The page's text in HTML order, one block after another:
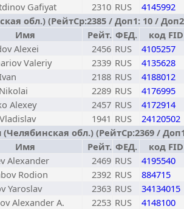
Gafiyat 2310 RUS
4145992
обл.) (РейтСр:2385 / Доп1: 10 /
Имя Рейт. ФЕД.
код
Alexei 2456 RUS
4105257
Valeriy 2339 RUS
4135628
2188 RUS
4188012
2289 RUS
4176995
Alexey 2457 RUS
4172914
1941 RUS
24120502
обл.) (РейтСр:2369 /
Имя Рейт. ФЕД.
код
Alexander 2469 RUS
4195540
Rodion 2392 RUS
884715
Yaroslav 2363 RUS
34134015
Alexander A. 2253 RUS
4148100